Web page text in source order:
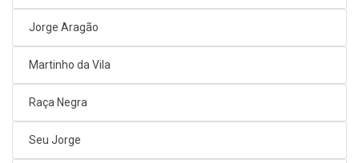
Jorge Aragão
Martinho da Vila
Raça Negra
Seu Jorge